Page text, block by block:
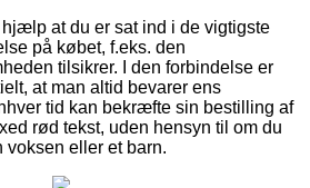
at du er sat ind i de vigtigste
på købet, f.eks. den
tilsikrer. I den forbindelse er
at man altid bevarer ens
tid kan bekræfte sin bestilling af
rød tekst, uden hensyn til om du
eller et barn.